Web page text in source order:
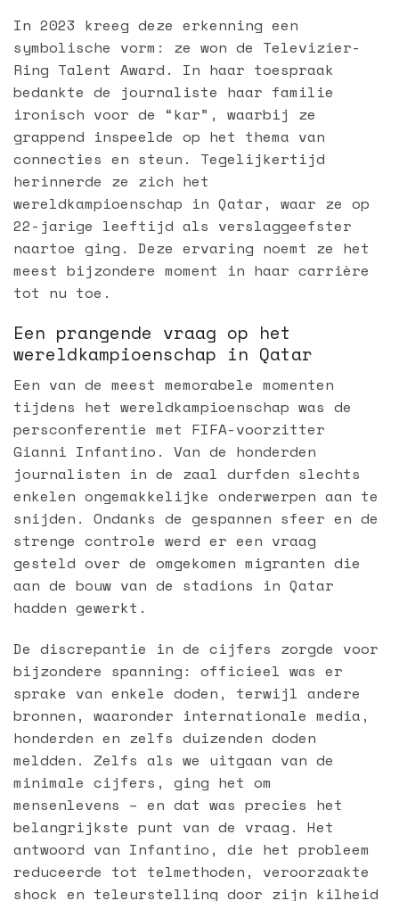
In 2023 kreeg deze erkenning een
symbolische vorm: ze won de Televizier-
Ring Talent Award. In haar toespraak
bedankte de journaliste haar familie
ironisch voor de “kar”, waarbij ze
grappend inspeelde op het thema van
connecties en steun. Tegelijkertijd
herinnerde ze zich het
wereldkampioenschap in Qatar, waar ze op
22-jarige leeftijd als verslaggeefster
naartoe ging. Deze ervaring noemt ze het
meest bijzondere moment in haar carrière
tot nu toe.
Een prangende vraag op het
wereldkampioenschap in Qatar
Een van de meest memorabele momenten
tijdens het wereldkampioenschap was de
persconferentie met FIFA-voorzitter
Gianni Infantino. Van de honderden
journalisten in de zaal durfden slechts
enkelen ongemakkelijke onderwerpen aan te
snijden. Ondanks de gespannen sfeer en de
strenge controle werd er een vraag
gesteld over de omgekomen migranten die
aan de bouw van de stadions in Qatar
hadden gewerkt.
De discrepantie in de cijfers zorgde voor
bijzondere spanning: officieel was er
sprake van enkele doden, terwijl andere
bronnen, waaronder internationale media,
honderden en zelfs duizenden doden
meldden. Zelfs als we uitgaan van de
minimale cijfers, ging het om
mensenlevens – en dat was precies het
belangrijkste punt van de vraag. Het
antwoord van Infantino, die het probleem
reduceerde tot telmethoden, veroorzaakte
shock en teleurstelling door zijn kilheid